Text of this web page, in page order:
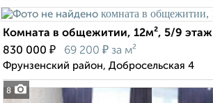
8
Комната в общежитии, 12м², 5/9 этаж
830 000 ₽ 69 200 ₽ за м²
Фрунзенский район, Добросельская 4